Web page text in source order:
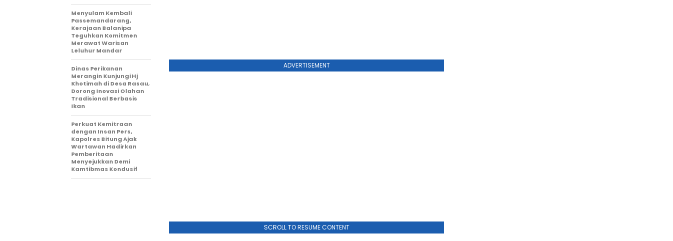
ADVERTISEMENT
SCROLL TO RESUME CONTENT
Menyulam Kembali
Passemandarang,
Kerajaan Balanipa
Teguhkan Komitmen
Merawat Warisan
Leluhur Mandar
Dinas Perikanan
Merangin Kunjungi Hj
Khotimah di Desa Rasau,
Dorong Inovasi Olahan
Tradisional Berbasis
Ikan
Perkuat Kemitraan
dengan Insan Pers,
Kapolres Bitung Ajak
Wartawan Hadirkan
Pemberitaan
Menyejukkan Demi
Kamtibmas Kondusif